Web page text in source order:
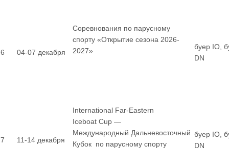
6 04-07 декабря
Соревнования по парусному
спорту «Открытие сезона 2026-
2027»
буер IO,
DN
7 11-14 декабря
International Far-Eastern
Iceboat Cup —
Международный Дальневосточный
Кубок по парусному спорту
буер IO,
DN